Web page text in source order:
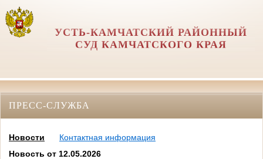
УСТЬ-КАМЧАТСКИЙ РАЙОННЫЙ
СУД КАМЧАТСКОГО КРАЯ
ПРЕСС-СЛУЖБА
Новости
Контактная информация
Новость от 12.05.2026